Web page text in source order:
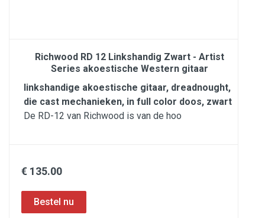
Richwood RD 12 Linkshandig Zwart - Artist
Series akoestische Western gitaar
linkshandige akoestische gitaar, dreadnought,
die cast mechanieken, in full color doos, zwart
De RD-12 van Richwood is van de hoo
€ 135.00